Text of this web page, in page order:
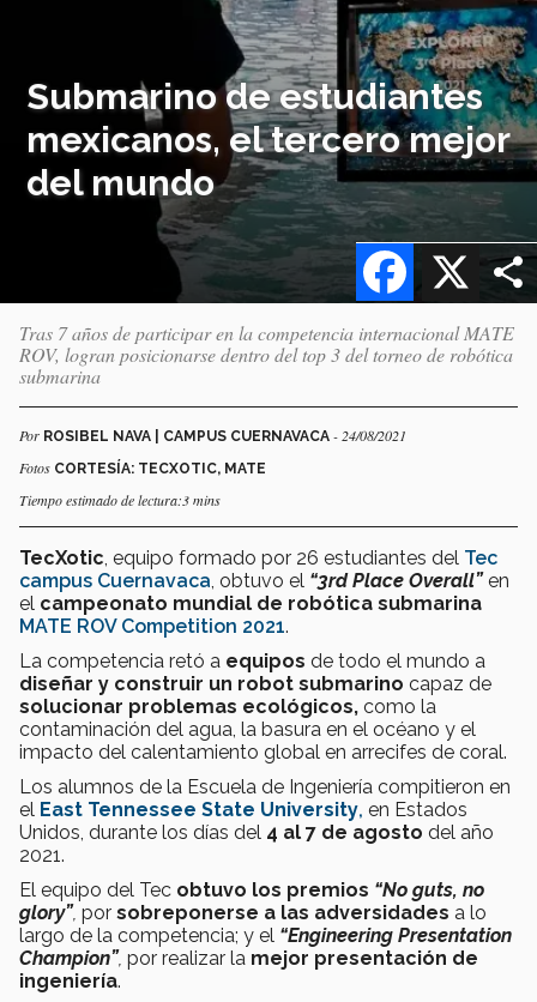
Submarino de estudiantes
mexicanos, el tercero mejor
del mundo
X
Facebook
Tras 7 años de participar en la competencia internacional MATE
ROV, logran posicionarse dentro del top 3 del torneo de robótica
submarina
Por ROSIBEL NAVA | CAMPUS CUERNAVACA - 24/08/2021
Fotos CORTESÍA: TECXOTIC, MATE
Tiempo estimado de lectura:3 mins
TecXotic , equipo formado por 26 estudiantes del Tec
campus Cuernavaca , obtuvo el “3rd Place Overall” en
el campeonato mundial de robótica submarina
MATE ROV Competition 2021.
La competencia retó a equipos de todo el mundo a
diseñar y construir un robot submarino capaz de
solucionar problemas ecológicos, como la
contaminación del agua, la basura en el océano y el
impacto del calentamiento global en arrecifes de coral.
Los alumnos de la Escuela de Ingeniería compitieron en
el East Tennessee State University, en Estados
Unidos, durante los días del 4 al 7 de agosto del año
2021.
El equipo del Tec obtuvo los premios “No guts, no
glory”, por sobreponerse a las adversidades a lo
largo de la competencia; y el “Engineering Presentation
Champion”, por realizar la mejor presentación de
ingeniería.